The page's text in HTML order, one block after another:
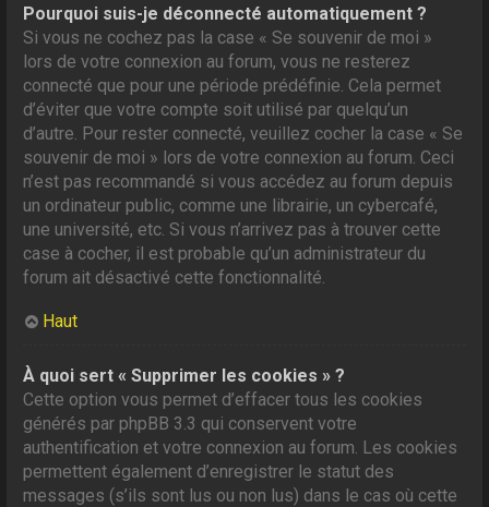
Pourquoi suis-je déconnecté automatiquement ?
Si vous ne cochez pas la case « Se souvenir de moi »
lors de votre connexion au forum, vous ne resterez
connecté que pour une période prédéfinie. Cela permet
d’éviter que votre compte soit utilisé par quelqu’un
d’autre. Pour rester connecté, veuillez cocher la case « Se
souvenir de moi » lors de votre connexion au forum. Ceci
n’est pas recommandé si vous accédez au forum depuis
un ordinateur public, comme une librairie, un cybercafé,
une université, etc. Si vous n’arrivez pas à trouver cette
case à cocher, il est probable qu’un administrateur du
forum ait désactivé cette fonctionnalité.
Haut
À quoi sert « Supprimer les cookies » ?
Cette option vous permet d’effacer tous les cookies
générés par phpBB 3.3 qui conservent votre
authentification et votre connexion au forum. Les cookies
permettent également d’enregistrer le statut des
messages (s’ils sont lus ou non lus) dans le cas où cette